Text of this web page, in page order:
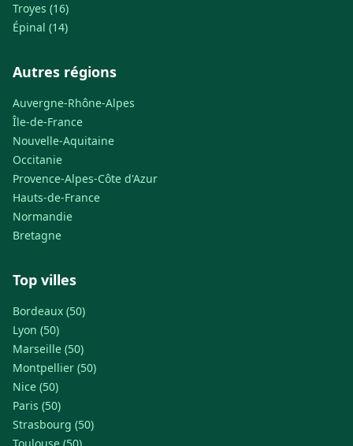
Troyes (16)
Épinal (14)
Autres régions
Auvergne-Rhône-Alpes
Île-de-France
Nouvelle-Aquitaine
Occitanie
Provence-Alpes-Côte d'Azur
Hauts-de-France
Normandie
Bretagne
Top villes
Bordeaux (50)
Lyon (50)
Marseille (50)
Montpellier (50)
Nice (50)
Paris (50)
Strasbourg (50)